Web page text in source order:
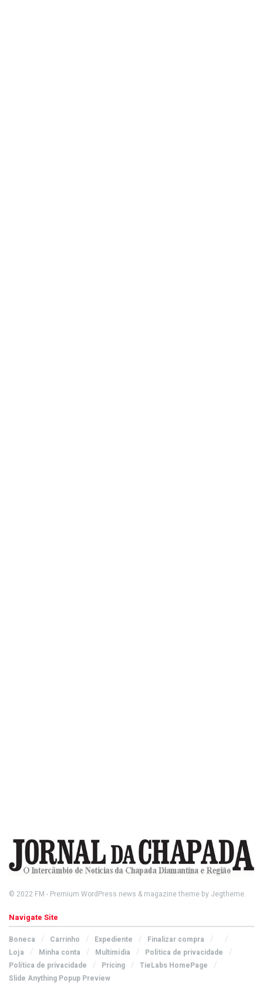
© 2022 FM - Premium WordPress news & magazine theme by Jegtheme.
Navigate Site
Boneca Carrinho Expediente
Finalizar compra
Loja
Minha conta Multimídia
Política de privacidade
Política de privacidade
Pricing
TieLabs HomePage
Slide Anything Popup Preview